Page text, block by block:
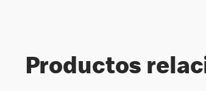
Productos